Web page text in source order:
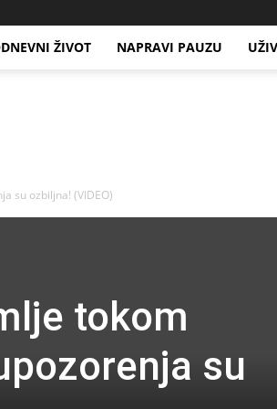
ŽIVOT NAPRAVI PAUZU
su ozbiljna! (VIDEO)
tokom
su